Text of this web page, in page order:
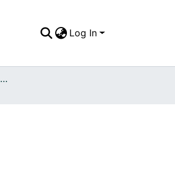
Log In
APFFVC - Estudiantes - Patrimonial